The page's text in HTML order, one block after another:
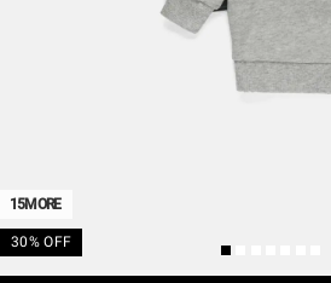
15MORE
30% OFF